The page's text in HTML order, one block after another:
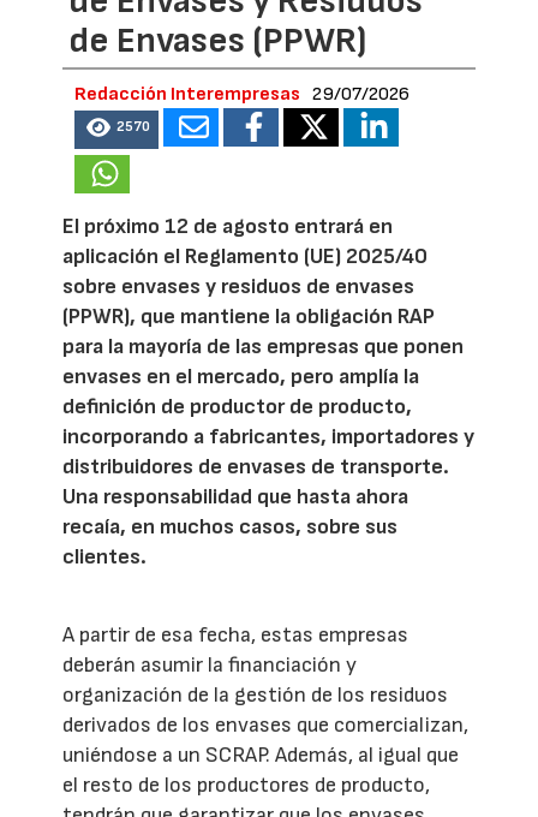
de Envases (PPWR)
Redacción Interempresas 29/07/2026
2570
El próximo 12 de agosto entrará en
aplicación el Reglamento (UE) 2025/40
sobre envases y residuos de envases
(PPWR), que mantiene la obligación RAP
para la mayoría de las empresas que ponen
envases en el mercado, pero amplía la
definición de productor de producto,
incorporando a fabricantes, importadores y
distribuidores de envases de transporte.
Una responsabilidad que hasta ahora
recaía, en muchos casos, sobre sus
clientes.
A partir de esa fecha, estas empresas
deberán asumir la financiación y
organización de la gestión de los residuos
derivados de los envases que comercializan,
uniéndose a un SCRAP. Además, al igual que
el resto de los productores de producto,